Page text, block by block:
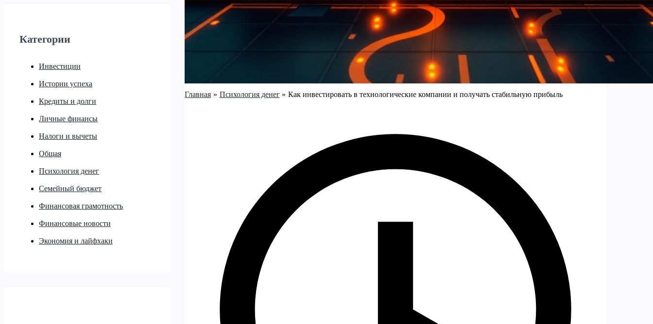
Категории
Инвестиции
Истории успеха
Кредиты и долги
Личные финансы
Налоги и вычеты
Общая
Психология денег
Семейный бюджет
Финансовая грамотность
Финансовые новости
Экономия и лайфхаки
Главная Психология денег Как инвестировать в технологические компании и получать стабильную прибыль